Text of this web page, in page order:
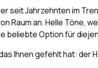
seit Jahrzehnten im
Raum an. Helle Töne,
beliebte Option für
Ihnen gefehlt hat: der